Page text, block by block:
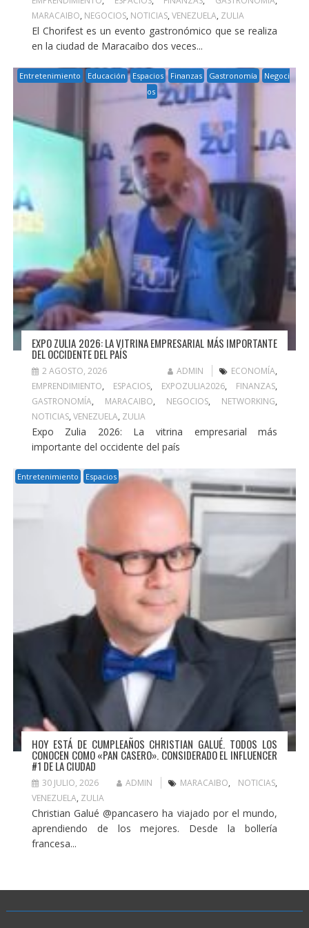
MARACAIBO, NEGOCIOS, NOTICIAS, VENEZUELA, ZULIA
El Chorifest es un evento gastronómico que se realiza
en la ciudad de Maracaibo dos veces...
Entretenimiento Educación Espacios Finanzas Gastronomía
Negoci
os
EXPO ZULIA 2026: LA VITRINA EMPRESARIAL MÁS IMPORTANTE
DEL OCCIDENTE DEL PAÍS
2 AGOSTO, 2026 ADMIN ECONOMÍA,
EMPRENDIMIENTO, ESPACIOS, EXPOZULIA2026, FINANZAS,
GASTRONOMÍA, MARACAIBO, NEGOCIOS, NETWORKING,
NOTICIAS, VENEZUELA, ZULIA
Expo Zulia 2026: La vitrina empresarial más
importante del occidente del país
Entretenimiento Espacios
HOY ESTÁ DE CUMPLEAÑOS CHRISTIAN GALUÉ. TODOS LOS
CONOCEN COMO «PAN CASERO». CONSIDERADO EL INFLUENCER
#1 DE LA CIUDAD
30 JULIO, 2026 ADMIN MARACAIBO, NOTICIAS,
VENEZUELA, ZULIA
Christian Galué @pancasero ha viajado por el mundo,
aprendiendo de los mejores. Desde la bollería
francesa...